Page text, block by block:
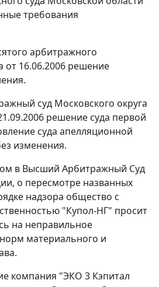
требования
арбитражного
от 16.06.2006 решение
суд Московского округа
решение суда первой
суда апелляционной
изменения.
в Высший Арбитражный Суд
о пересмотре названных
надзора общество с
"Купол-НГ" просит
на неправильное
материального и
компания "ЭКО 3 Кэпитал